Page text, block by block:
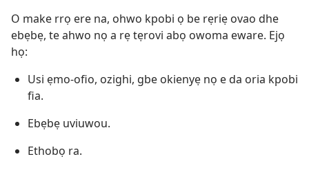
O make rrọ ere na, ohwo kpobi ọ be rẹriẹ ovao dhe
ebẹbẹ, te ahwo nọ a rẹ tẹrovi abọ owoma eware. Ejọ
họ:
Usi ẹmo-ofio, ozighi, gbe okienyẹ nọ e da oria kpobi
fia.
Ebẹbẹ uviuwou.
Ethobọ ra.